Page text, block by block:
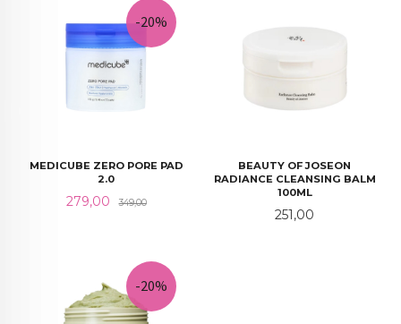
MEDICUBE ZERO PORE PAD
2.0
Tilbud
279,00 349,00Rabatt
-20%
BEAUTY OF JOSEON
RADIANCE CLEANSING BALM
100ML
Pris
251,00
-20%